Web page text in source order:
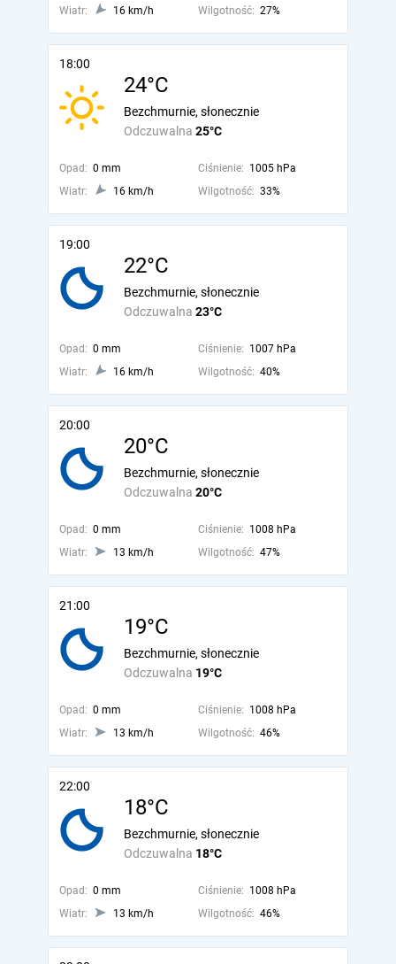
Wiatr:
16 km/h Wilgotność: 27%
18:00
24°C
Odczuwalna 25°C
Bezchmurnie, słonecznie
Opad: 0 mm Ciśnienie: 1005 hPa
Wiatr:
16 km/h Wilgotność: 33%
19:00
22°C
Odczuwalna 23°C
Bezchmurnie, słonecznie
Opad: 0 mm Ciśnienie: 1007 hPa
Wiatr:
16 km/h Wilgotność: 40%
20:00
20°C
Odczuwalna 20°C
Bezchmurnie, słonecznie
Opad: 0 mm Ciśnienie: 1008 hPa
Wiatr:
13 km/h Wilgotność: 47%
21:00
19°C
Odczuwalna 19°C
Bezchmurnie, słonecznie
Opad: 0 mm Ciśnienie: 1008 hPa
Wiatr:
13 km/h Wilgotność: 46%
22:00
18°C
Odczuwalna 18°C
Bezchmurnie, słonecznie
Opad: 0 mm Ciśnienie: 1008 hPa
Wiatr:
13 km/h Wilgotność: 46%